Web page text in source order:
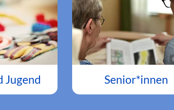
Jugend Senior*innen